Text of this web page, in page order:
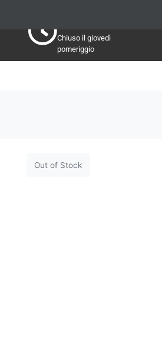
Chiuso il giovedì
pomeriggio
Out of Stock